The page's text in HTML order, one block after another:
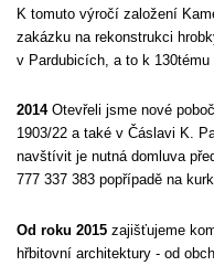
K tomuto výročí založení
zakázku na rekonstrukci
v Pardubicích, a to k
2014Otevřeli jsme nové
1903/22 a také v Čáslavi K.
navštívit je nutná domluva
777 337 383 popřípadě na
Od roku 2015 zajišťujeme
hřbitovní architektury - od